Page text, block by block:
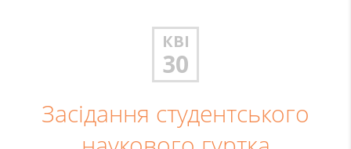
КВІ
30
Засідання студентського